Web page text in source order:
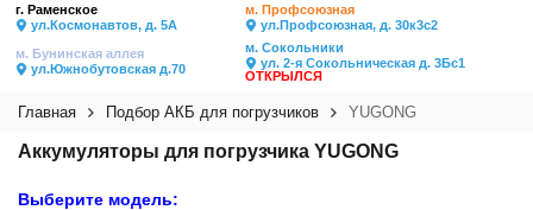
г. Раменское
ул.Космонавтов, д. 5А
м. Профсоюзная
ул.Профсоюзная, д. 30к3с2
м. Бунинская аллея
ул.Южнобутовская д.70
м. Сокольники
ул. 2-я Сокольническая д. 3Бс1
ОТКРЫЛСЯ
Главная Подбор АКБ для погрузчиков YUGONG
Аккумуляторы для погрузчика YUGONG
Выберите модель: